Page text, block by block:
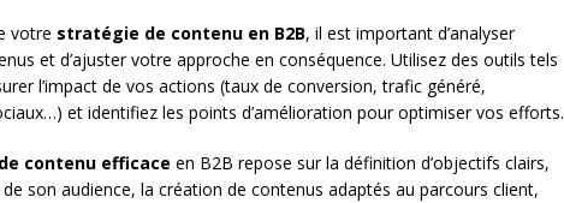
votre stratégie de contenu en B2B, il est important d’analyser
et d’ajuster votre approche en conséquence. Utilisez des outils tels
l’impact de vos actions (taux de conversion, trafic généré,
et identifiez les points d’amélioration pour optimiser vos efforts.
contenu efficace en B2B repose sur la définition d’objectifs clairs,
son audience, la création de contenus adaptés au parcours client,